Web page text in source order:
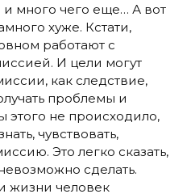
много чего еще… А вот
хуже. Кстати,
работают с
И цели могут
как следствие,
проблемы и
этого не происходило,
чувствовать,
Это легко сказать,
сделать.
жизни человек